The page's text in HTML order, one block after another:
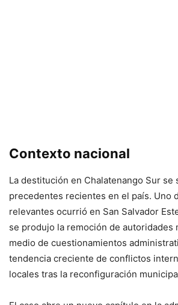
Contexto nacional
La destitución en Chalatenango Sur se
precedentes recientes en el país. Uno
relevantes ocurrió en San Salvador
se produjo la remoción de autoridades
medio de cuestionamientos
tendencia creciente de conflictos
locales tras la reconfiguración